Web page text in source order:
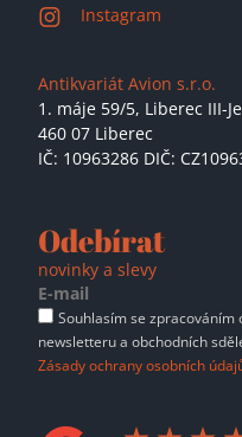
Instagram
Antikvariát Avion s.r.o.
1. máje 59/5, Liberec III-
460 07 Liberec
IČ: 10963286 DIČ:
Odebírat
novinky a slevy
Souhlasím se zpracováním
newsletteru a obchodních
Zásady ochrany osobních